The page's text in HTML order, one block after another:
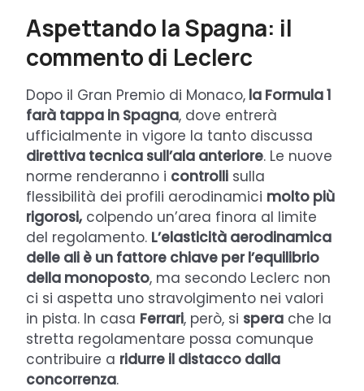
Aspettando la Spagna: il
commento di Leclerc
Dopo il Gran Premio di Monaco, la Formula 1
farà tappa in Spagna, dove entrerà
ufficialmente in vigore la tanto discussa
direttiva tecnica sull’ala anteriore. Le nuove
norme renderanno i controlli sulla
flessibilità dei profili aerodinamici molto più
rigorosi, colpendo un’area finora al limite
del regolamento. L’elasticità aerodinamica
delle ali è un fattore chiave per l’equilibrio
della monoposto, ma secondo Leclerc non
ci si aspetta uno stravolgimento nei valori
in pista. In casa Ferrari, però, si spera che la
stretta regolamentare possa comunque
contribuire a ridurre il distacco dalla
concorrenza.